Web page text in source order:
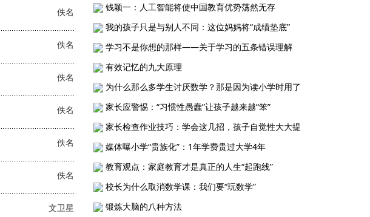
佚名
佚名
佚名
佚名
佚名
佚名
文卫星
钱颖一：人工智能将使中国教育优势荡然无存
我的孩子只是与别人不同：这位妈妈将“成绩垫底”
学习不是你想的那样——关于学习的五条错误理解
有效记忆的九大原理
为什么那么多学生讨厌数学？那是因为读小学时用了
家长应警惕：“习惯性愚蠢”让孩子越来越“笨”
家长检查作业技巧：学会这几招，孩子自觉性大大提
媒体曝小学“贵族化”：1年学费贵过大学4年
教育观点：家庭教育才是真正的人生“起跑线”
校长为什么取消数学课：我们要“玩数学”
锻炼大脑的八种方法